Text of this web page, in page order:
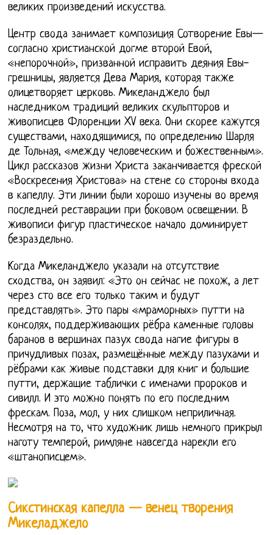
великих произведений искусства.
Центр свода занимает композиция Сотворение Евы—
согласно христианской догме второй Евой,
«непорочной», призванной исправить деяния Евы-
грешницы, является Дева Мария, которая также
олицетворяет церковь. Микеланджело был
наследником традиций великих скульпторов и
живописцев Флоренции XV века. Они скорее кажутся
существами, находящимися, по определению Шарля
де Тольная, «между человеческим и божественным».
Цикл рассказов жизни Христа заканчивается фреской
«Воскресения Христова» на стене со стороны входа
в капеллу. Эти линии были хорошо изучены во время
последней реставрации при боковом освещении. В
живописи фигур пластическое начало доминирует
безраздельно.
Когда Микеланджело указали на отсутствие
сходства, он заявил: «Это он сейчас не похож, а лет
через сто все его только таким и будут
представлять». Это пары «мраморных» путти на
консолях, поддерживающих рёбра каменные головы
баранов в вершинах пазух свода нагие фигуры в
причудливых позах, размещённые между пазухами и
рёбрами как живые подставки для книг и большие
путти, держащие таблички с именами пророков и
сивилл. И это можно понять по его последним
фрескам. Поза, мол, у них слишком неприличная.
Несмотря на то, что художник лишь немного прикрыл
наготу темперой, римляне навсегда нарекли его
«штанописцем».
Сикстинская капелла — венец творения
Микеладжело